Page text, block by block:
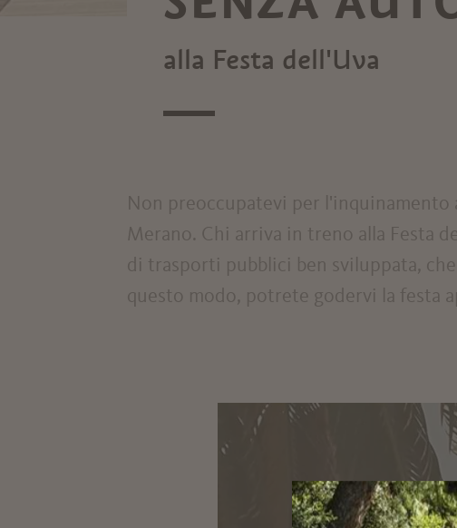
alla Festa dell'Uva
Non preoccupatevi per l'inquinamento
Merano. Chi arriva in treno alla Festa
di trasporti pubblici ben sviluppata,
questo modo, potrete godervi la festa